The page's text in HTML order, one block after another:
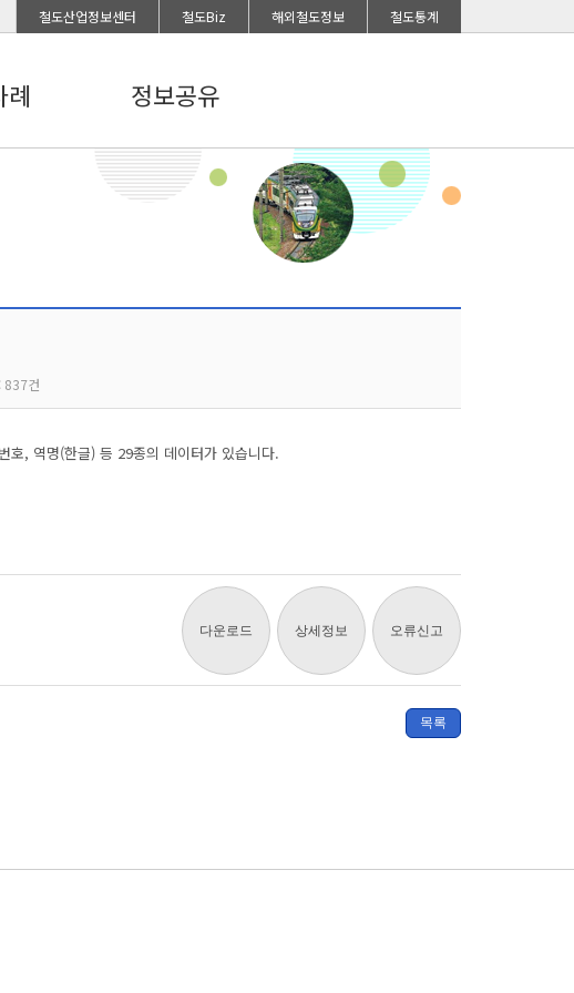
철도산업정보센터 철도Biz 해외철도정보 철도통계
례 정보공유
837건
호, 역명(한글) 등 29종의 데이터가 있습니다.
다운로드 상세정보 오류신고
목록